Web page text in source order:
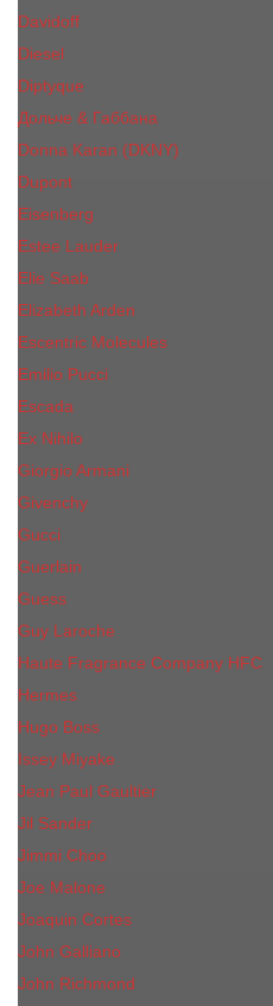
Davidoff
Diesel
Diptyque
Дольче & Габбана
Donna Karan (DKNY)
Dupont
Eisenberg
Еsteе Lаudеr
Elie Saab
Elizabeth Arden
Escentric Molecules
Emilio Pucci
Escada
Ex Nihilo
Giorgio Armani
Givenchy
Gucci
Guerlain
Guess
Guy Laroche
Haute Fragrance Company HFC
Hermes
Hugo Boss
Issey Miyake
Jean Paul Gaultier
Jil Sander
Jimmi Choo
Jое Malоnе
Joaquin Cortes
John Galliano
John Richmond